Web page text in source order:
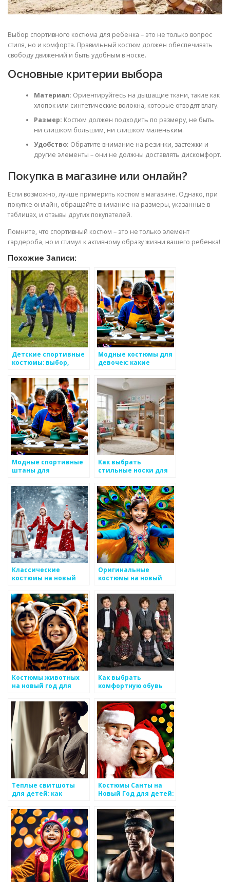
Выбор спортивного костюма для ребенка – это не только вопрос
стиля, но и комфорта. Правильный костюм должен обеспечивать
свободу движений и быть удобным в носке.
Основные критерии выбора
Материал: Ориентируйтесь на дышащие ткани, такие как
хлопок или синтетические волокна, которые отводят влагу.
Размер: Костюм должен подходить по размеру, не быть
ни слишком большим, ни слишком маленьким.
Удобство: Обратите внимание на резинки, застежки и
другие элементы – они не должны доставлять дискомфорт.
Покупка в магазине или онлайн?
Если возможно, лучше примерить костюм в магазине. Однако, при
покупке онлайн, обращайте внимание на размеры, указанные в
таблицах, и отзывы других покупателей.
Помните, что спортивный костюм – это не только элемент
гардероба, но и стимул к активному образу жизни вашего ребенка!
Похожие Записи:
Детские спортивные
костюмы: выбор,
особенности
Модные костюмы для
девочек: какие
Модные спортивные
штаны для
выбрать?
Как выбрать
стильные носки для
Классические
костюмы на новый
Оригинальные
костюмы на новый
Костюмы животных
на новый год для
Как выбрать
комфортную обувь
Теплые свитшоты
для детей: как
Костюмы Санты на
Новый Год для детей:
радость сердца